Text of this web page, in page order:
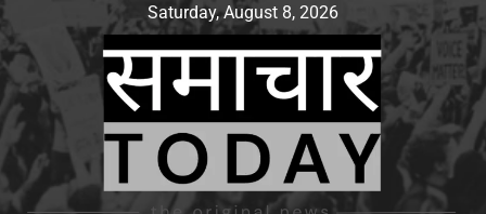
Skip
to
content
Saturday, August 8, 2026